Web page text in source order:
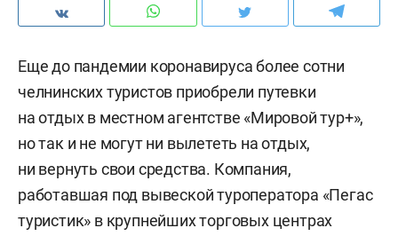
Еще до пандемии коронавируса более сотни
челнинских туристов приобрели путевки
на отдых в местном агентстве «Мировой тур+»,
но так и не могут ни вылететь на отдых,
ни вернуть свои средства. Компания,
работавшая под вывеской туроператора «Пегас
туристик» в крупнейших торговых центрах